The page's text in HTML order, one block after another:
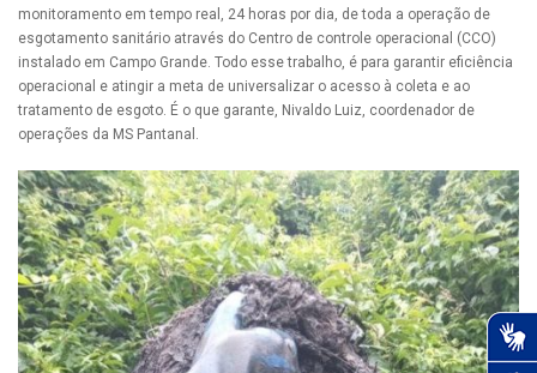
monitoramento em tempo real, 24 horas por dia, de toda a operação de
esgotamento sanitário através do Centro de controle operacional (CCO)
instalado em Campo Grande. Todo esse trabalho, é para garantir eficiência
operacional e atingir a meta de universalizar o acesso à coleta e ao
tratamento de esgoto. É o que garante, Nivaldo Luiz, coordenador de
operações da MS Pantanal.